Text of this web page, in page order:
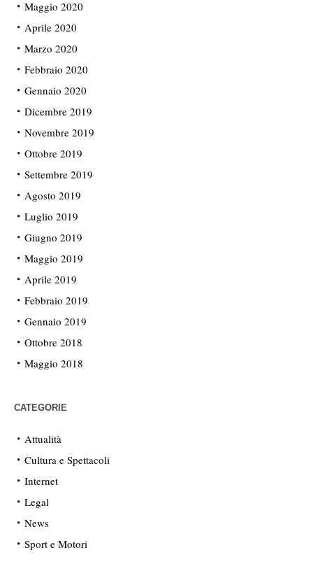
Maggio 2020
Aprile 2020
Marzo 2020
Febbraio 2020
Gennaio 2020
Dicembre 2019
Novembre 2019
Ottobre 2019
Settembre 2019
Agosto 2019
Luglio 2019
Giugno 2019
Maggio 2019
Aprile 2019
Febbraio 2019
Gennaio 2019
Ottobre 2018
Maggio 2018
CATEGORIE
Attualità
Cultura e Spettacoli
Internet
Legal
News
Sport e Motori